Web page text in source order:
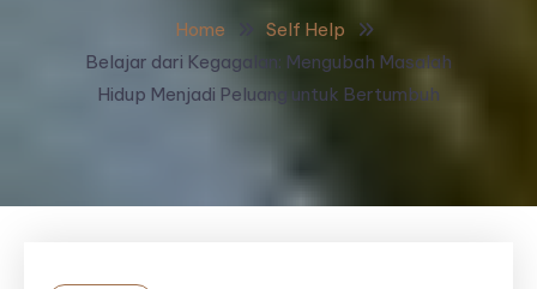
Home
Self Help
Belajar dari Kegagalan: Mengubah Masalah
Hidup Menjadi Peluang untuk Bertumbuh